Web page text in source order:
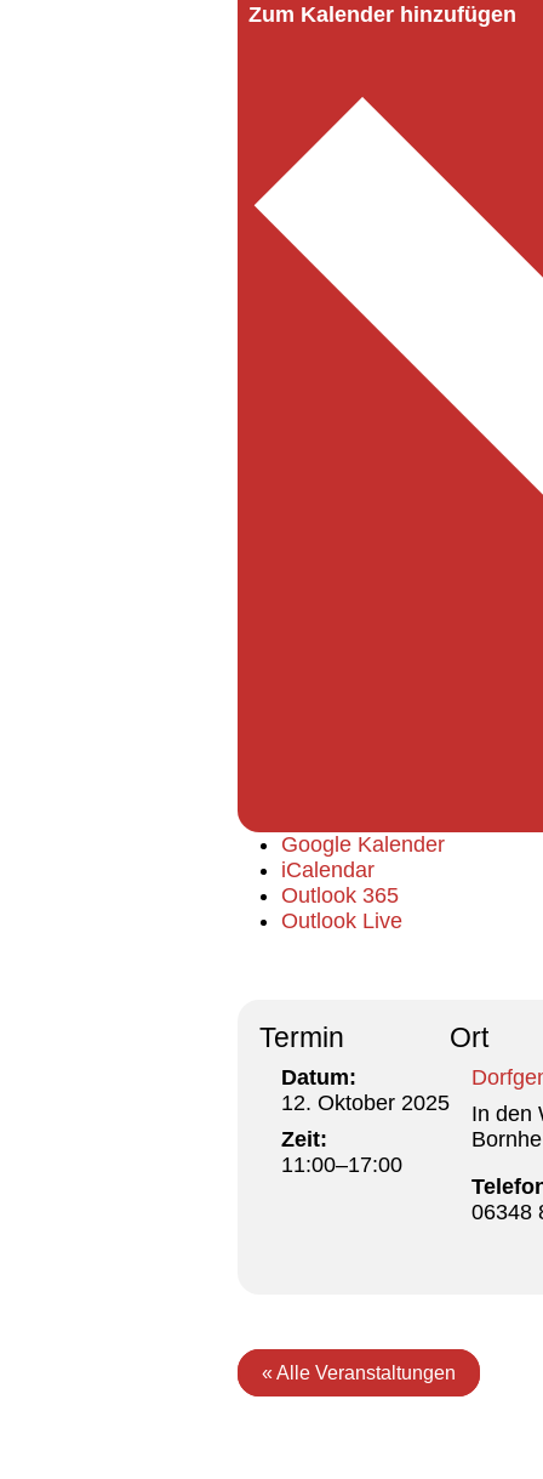
« Alle Veranstaltungen
Zum Kalender hinzufügen
Google Kalender
iCalendar
Outlook 365
Outlook Live
Termin
Datum:
12. Oktober 2025
Zeit:
11:00–17:00
Ort
In den
06348